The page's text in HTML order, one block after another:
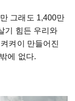
그래도 1,400만
기 힘든 우리와
켜이 만들어진
에 없다.